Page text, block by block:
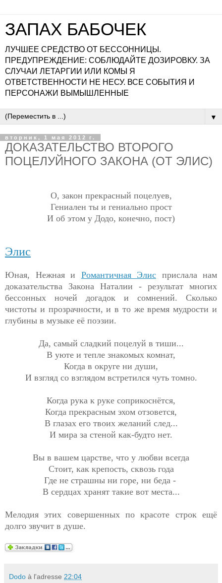
ЗАПАХ БАБОЧЕК
ЛУЧШЕЕ СРЕДСТВО ОТ БЕССОННИЦЫ.
ПРЕДУПРЕЖДЕНИЕ: СОБЛЮДАЙТЕ ДОЗИРОВКУ. ЗА
СЛУЧАИ ЛЕТАРГИИ ИЛИ КОМЫ Я
ОТВЕТСТВЕННОСТИ НЕ НЕСУ. ВСЕ СОБЫТИЯ И
ПЕРСОНАЖИ ВЫМЫШЛЕННЫЕ
▼
вторник, 1 мая 2012 г.
ДОКАЗАТЕЛЬСТВО ВТОРОГО
ПОЦЕЛУЙНОГО ЗАКОНА (ОТ ЭЛИС)
О, закон прекрасный поцелуев,
Гениален ты и гениально прост
И об этом у Додо, конечно, пост)
Элис
Юная, Нежная и Романтичная Элис прислала нам
доказательства Закона Наталии - результат многих
бессонных ночей догадок и сомнений. Сколько
чистоты и прозрачности, и в то же время мудрости и
глубины в музыке её поэзии.
Да, самый сладкий поцелуй в тиши...
В уюте и тепле знакомых комнат,
Когда в округе ни души,
И взгляд со взглядом встретился чуть томно.
Когда рука к руке соприкоснётся,
Когда прекрасным эхом отзовется,
В глазах его твоих желаний след...
И мира за стеной как-будто нет.
Вы в вашем царстве, что у любви всегда
Стоит, как крепость, сквозь года
Где не страшны ни горе, ни беда -
В сердцах хранят такие вот места...
Мелодия этих совершенных по красоте строк ещё
долго звучит в душе.
Dodo à l'adresse 22:04